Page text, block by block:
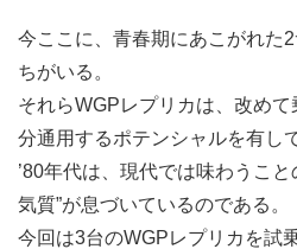
今ここに、青春期にあこがれた
ちがいる。
それらWGPレプリカは、改め
分通用するポテンシャルを有し
’80年代は、現代では味わうこ
気質”が息づいているのである。
今回は3台のWGPレプリカを試